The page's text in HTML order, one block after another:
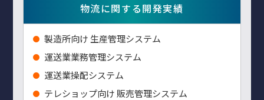
物流に関する開発実績
製造所向け 生産管理システム
運送業業務管理システム
運送業操配システム
テレショップ向け 販売管理システム